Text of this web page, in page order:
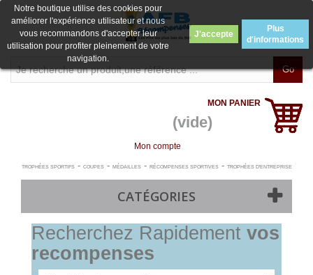
Go
MON PANIER
(vide)
Mon compte
TROPHÉES SPORTIFS- COUPES- MÉDAILLES- RÉCOMPENSES SPORTIVES- TROPHÉES D'ENTREPRISE
CATÉGORIES
Notre boutique utilise des cookies pour
améliorer l'expérience utilisateur et nous
vous recommandons d'accepter leur
utilisation pour profiter pleinement de votre
navigation.
J'accepte
Plus
d'informations
Recherchez Rapidement vos
recompenses